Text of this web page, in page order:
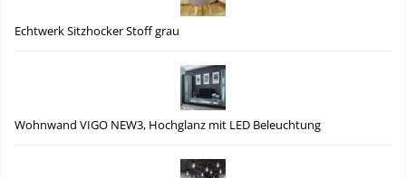
Echtwerk Sitzhocker Stoff grau
Wohnwand VIGO NEW3, Hochglanz mit LED Beleuchtung